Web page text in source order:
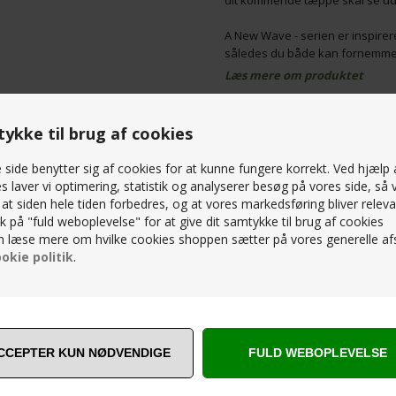
til brug af cookies
side benytter sig af cookies for at kunne fungere korrekt. Ved hjælp
laver vi optimering, statistik og analyserer besøg på vores side, så
at siden hele tiden forbedres, og at vores markedsføring bliver
på "fuld weboplevelse" for at give dit samtykke til brug af cookies
læse mere om hvilke cookies shoppen sætter på vores generelle
politik.
A New Wave - serien er
således du både kan
Den skulpturelle struktur
Læs mere om produktet
RELATEREDE PRODUKTER
25%